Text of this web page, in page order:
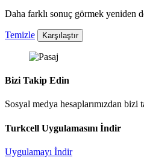
Daha farklı sonuç görmek yeniden
Temizle Karşılaştır
Bizi Takip Edin
Sosyal medya hesaplarımızdan bizi
Turkcell Uygulamasını İndir
Uygulamayı İndir